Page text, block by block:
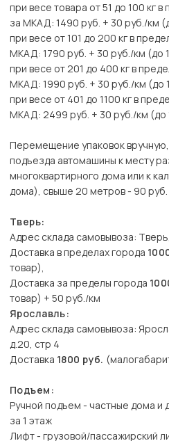
при весе товара от 51 до 100 кг
за МКАД: 1490 руб. + 30 руб./км
при весе от 101 до 200 кг в
МКАД: 1790 руб. + 30 руб./км (до
при весе от 201 до 400 кг в
МКАД: 1990 руб. + 30 руб./км (до
при весе от 401 до 1100 кг в
МКАД: 2499 руб. + 30 руб./км (до
Перемещение упаковок
подъезда автомашины к месту
многоквартирного дома или к
дома), свыше 20 метров - 90 руб.
Тверь:
Адрес склада самовывоза:
Доставка в пределах города
товар),
Доставка за пределы города
товар) + 50 руб./км
Ярославль:
Адрес склада самовывоза:
д.20, стр 4
Доставка 1800 руб.
Подъем:
Ручной подъем - частные дома и
за 1 этаж
Лифт - грузовой/пассажирский